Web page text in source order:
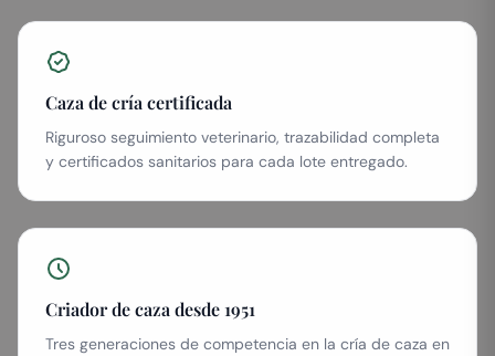
Caza de cría certificada
Riguroso seguimiento veterinario, trazabilidad completa
y certificados sanitarios para cada lote entregado.
Criador de caza desde 1951
Tres generaciones de competencia en la cría de caza en